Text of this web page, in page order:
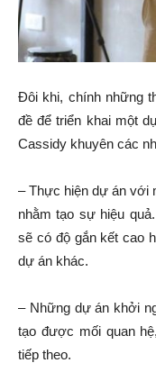
Đôi khi, chính những
đề để triển khai một
Cassidy khuyên các
– Thực hiện dự án với
nhằm tạo sự hiệu
sẽ có độ gắn kết cao
dự án khác.
– Những dự án khởi
tạo được mối quan
tiếp theo.